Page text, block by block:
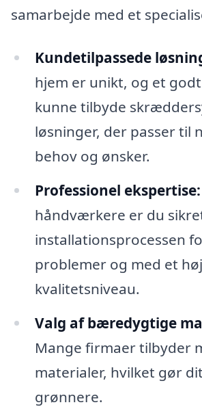
samarbejde med et
Kundetilpassede
hjem er unikt, og et
kunne tilbyde
løsninger, der passer til
behov og ønsker.
Professionel ekspertise:
håndværkere er du
installationsprocessen
problemer og med et
kvalitetsniveau.
Valg af bæredygtige
Mange firmaer tilbyder
materialer, hvilket gør
grønnere.